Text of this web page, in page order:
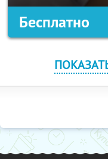
Бесплатно